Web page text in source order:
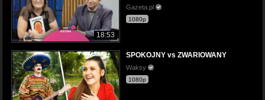
18:53
Gazeta.pl
1080p
SPOKOJNY vs ZWARIOWANY
Waksy
1080p